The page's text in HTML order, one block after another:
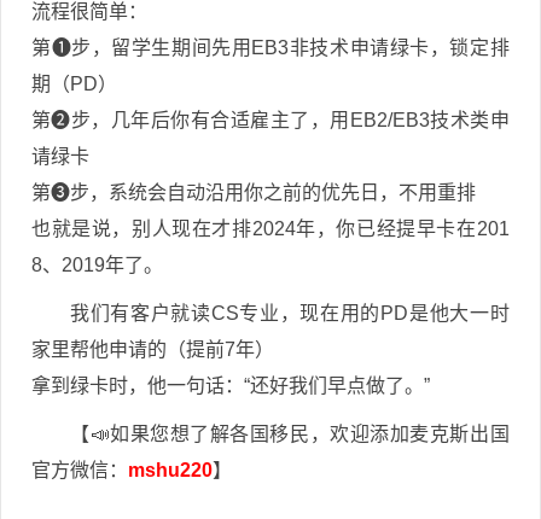
流程很简单：
第❶步，留学生期间先用EB3非技术申请绿卡，锁定排
期（PD）
第❷步，几年后你有合适雇主了，用EB2/EB3技术类申
请绿卡
第❸步，系统会自动沿用你之前的优先日，不用重排
也就是说，别人现在才排2024年，你已经提早卡在201
8、2019年了。
我们有客户就读CS专业，现在用的PD是他大一时
家里帮他申请的（提前7年）
拿到绿卡时，他一句话：“还好我们早点做了。”
【📣如果您想了解各国移民，欢迎添加麦克斯出国
官方微信： mshu220】